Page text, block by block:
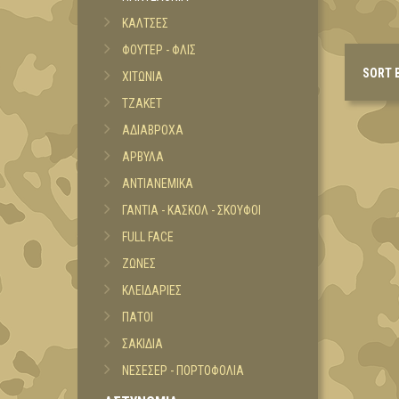
ΚΑΛΤΣΕΣ
ΦΟΥΤΕΡ - ΦΛΙΣ
ΧΙΤΩΝΙΑ
ΤΖΑΚΕΤ
ΑΔΙΑΒΡΟΧΑ
ΑΡΒΥΛΑ
ΑΝΤΙΑΝΕΜΙΚΑ
ΓΑΝΤΙΑ - ΚΑΣΚΟΛ - ΣΚΟΥΦΟΙ
FULL FACE
ΖΩΝΕΣ
ΚΛΕΙΔΑΡΙΕΣ
ΠΑΤΟΙ
ΣΑΚΙΔΙΑ
ΝΕΣΕΣΕΡ - ΠΟΡΤΟΦΟΛΙΑ
SORT